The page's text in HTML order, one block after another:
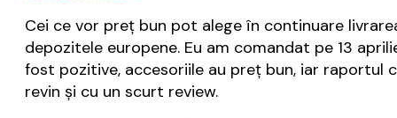
Cei ce vor preţ bun pot alege în continuare
depozitele europene. Eu am comandat pe 13
fost pozitive, accesoriile au preţ bun, iar raportul
revin şi cu un scurt review.